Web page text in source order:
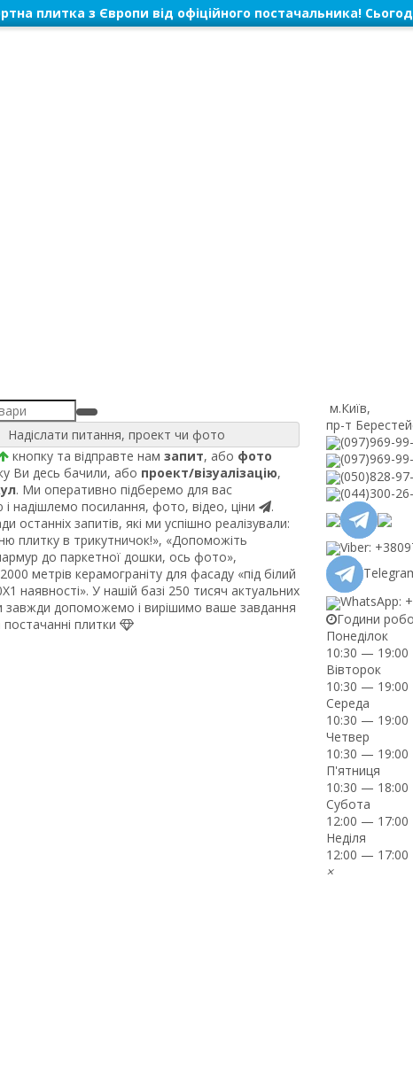
плитка з Європи від офіційного постачальника!
Надіслати питання, проект чи фото
кнопку та відправте нам запит, або фото
Ви десь бачили, або проект/візуалізацію,
. Ми оперативно підберемо для вас
і надішлемо посилання, фото, відео, ціни
.
останніх запитів, які ми успішно реалізували:
плитку в трикутничок!», «Допоможіть
до паркетної дошки, ось фото»,
метрів керамограніту для фасаду «під білий
наявності». У нашій базі 250 тисяч актуальних
завжди допоможемо і вирішимо ваше завдання
плитки
м.Київ,
пр-т
(097)969-
(097)969-
(050)828-
(044)300-
Viber:
WhatsApp:
Години
Понеділок
10:30 — 19:00
Вівторок
10:30 — 19:00
Середа
10:30 — 19:00
Четвер
10:30 — 19:00
П'ятниця
10:30 — 18:00
Субота
12:00 — 17:00
Неділя
12:00 — 17:00
×